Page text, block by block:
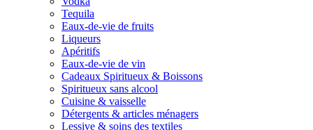
Tequila
Eaux-de-vie de fruits
Liqueurs
Apéritifs
Eaux-de-vie de vin
Cadeaux Spiritueux & Boissons
Spiritueux sans alcool
Cuisine & vaisselle
Détergents & articles ménagers
Lessive & soins des textiles